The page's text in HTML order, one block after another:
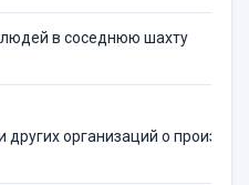
людей в соседнюю шахту
организаций о